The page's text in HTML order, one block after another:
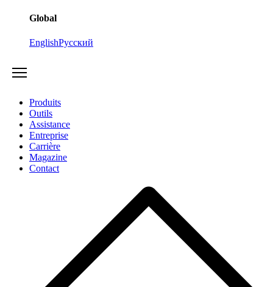
Global
EnglishРусский
Produits
Outils
Assistance
Entreprise
Carrière
Magazine
Contact